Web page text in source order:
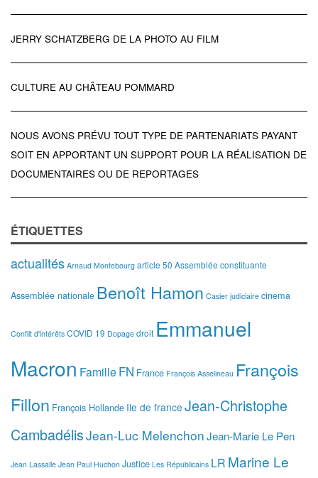
JERRY SCHATZBERG DE LA PHOTO AU FILM
CULTURE AU CHÂTEAU POMMARD
NOUS AVONS PRÉVU TOUT TYPE DE PARTENARIATS PAYANT
SOIT EN APPORTANT UN SUPPORT POUR LA RÉALISATION DE
DOCUMENTAIRES OU DE REPORTAGES
ÉTIQUETTES
actualités Arnaud Montebourg article 50 Assemblée constituante
Assemblée nationale Benoît Hamon Casier judiciaire cinema
Conflit d'intérêts COVID 19 Dopage droit Emmanuel
Macron FamilleFN France François Asselineau François
Fillon François Hollande Ile de france Jean-Christophe
CambadélisJean-Luc MelenchonJean-Marie Le Pen
Jean Lassalle Jean Paul Huchon Justice Les Républicains LR Marine Le